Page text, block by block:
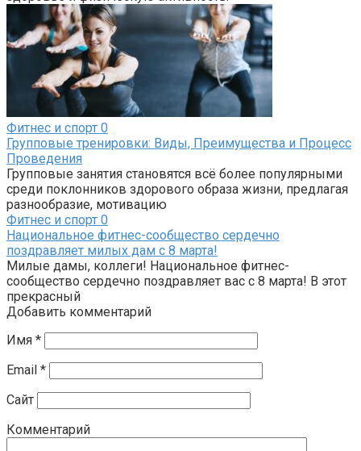
Фитнес и спорт 0
Групповые тренировки: Виды, Преимущества и Процесс
Проведения
Групповые занятия становятся всё более популярными
среди поклонников здорового образа жизни, предлагая
разнообразие, мотивацию
Фитнес и спорт 0
Национальное фитнес-сообщество сердечно
поздравляет милых дам с 8 марта!
Милые дамы, коллеги! Национальное фитнес-
сообщество сердечно поздравляет вас с 8 марта! В этот
прекрасный
Добавить комментарий
Имя *
Email *
Сайт
Комментарий